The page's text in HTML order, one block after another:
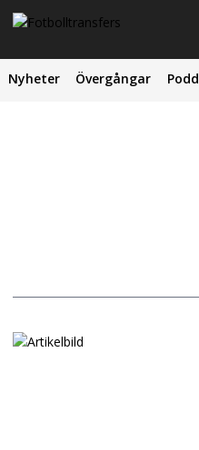
Nyheter Övergångar Podd